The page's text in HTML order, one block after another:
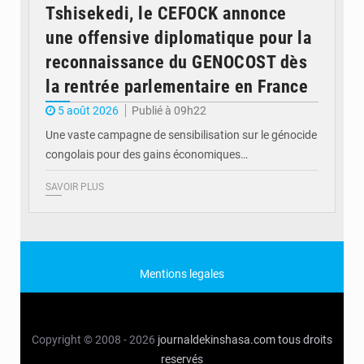
Tshisekedi, le CEFOCK annonce
une offensive diplomatique pour la
reconnaissance du GENOCOST dès
la rentrée parlementaire en France
5 août 2026
Publié à 09h22
Une vaste campagne de sensibilisation sur le génocide
congolais pour des gains économiques…
SAVOIR PLUS
Mentions legales
Copyright © 2008 - 2026 journaldekinshasa.comtous droits
reservés